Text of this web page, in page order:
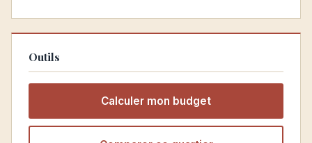
Outils
Calculer mon budget